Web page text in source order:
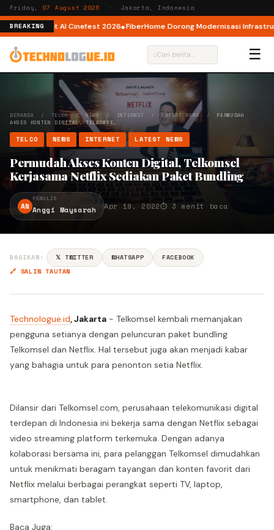
Friday, 07 August 2026 · Jakarta, Indonesia
BREAKING
AI lewat AI Cinefest 2026 FiberHome Dorong Modernisasi
⌕ ☰
BERANDA / TELCO/NEWS / INTERNET / LATEST NEWS/ PERMUDAH
AKSES KONTEN DIGITAL, TELKOMSE…
TELCO NEWS INTERNET LATEST NEWS
Permudah Akses Konten Digital, Telkomsel
Kerjasama Netflix Sediakan Paket Bundling
AN
PENULIS
Anggi Maysarah Apr 19, 2022⏱ 3 menit baca
BAGIKAN: 𝕏 TWITTER WHATSAPP
FACEBOOK
🔗 SALIN TAUTAN
Technologue.id, Jakarta - Telkomsel kembali memanjakan
pengguna setianya dengan peluncuran paket bundling
Telkomsel dan Netflix. Hal tersebut juga akan menjadi kabar
yang bahagia untuk para penonton setia Netflix.
Dilansir dari Telkomsel.com, perusahaan telekomunikasi digital
terdepan di Indonesia ini bekerja sama dengan Netflix sebagai
video streaming platform terkemuka. Dengan adanya
kolaborasi bersama ini, para pelanggan Telkomsel dimudahkan
untuk menikmati beragam tayangan dan konten favorit dari
Netflix melalui berbagai perangkat seperti TV, laptop,
smartphone, dan tablet.
Baca Juga: